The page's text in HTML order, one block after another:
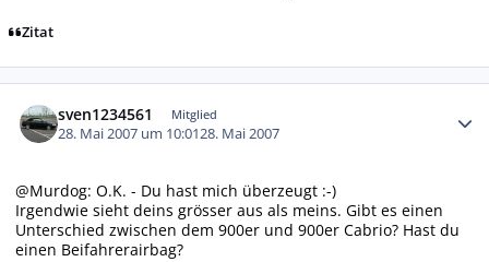
Zitat
sven1234561 Mitglied
28. Mai 2007 um 10:0128. Mai 2007
@Murdog: O.K. - Du hast mich überzeugt :-)
Irgendwie sieht deins grösser aus als meins. Gibt es einen
Unterschied zwischen dem 900er und 900er Cabrio? Hast du
einen Beifahrerairbag?